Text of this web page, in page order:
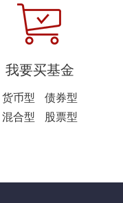
我要买基金
货币型
债券型
混合型
股票型